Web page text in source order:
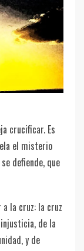
crucificar. Es
el misterio
defiende, que
la cruz: la cruz
de la
y de